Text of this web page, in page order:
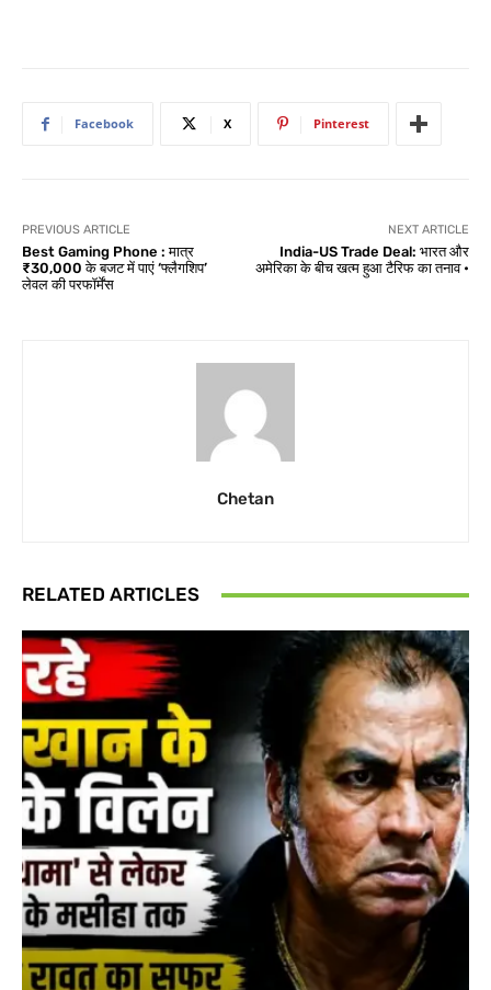
Facebook X Pinterest
PREVIOUS ARTICLE
Best Gaming Phone : मात्र
₹30,000 के बजट में पाएं ‘फ्लैगशिप’
लेवल की परफॉर्मेंस
NEXT ARTICLE
India-US Trade Deal: भारत और
अमेरिका के बीच खत्म हुआ टैरिफ का तनाव •
Chetan
RELATED ARTICLES